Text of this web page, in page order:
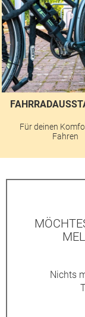
Für deinen
Fahren
Nichts